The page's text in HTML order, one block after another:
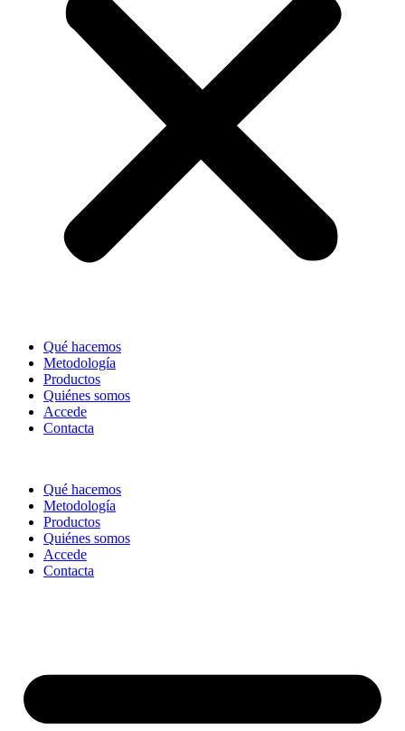
Qué hacemos
Metodología
Productos
Quiénes somos
Accede
Contacta
Qué hacemos
Metodología
Productos
Quiénes somos
Accede
Contacta